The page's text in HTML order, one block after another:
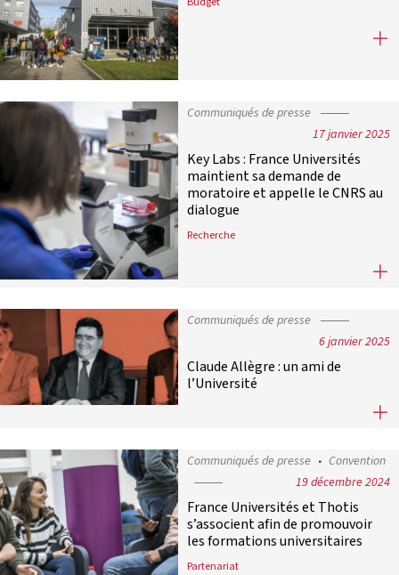
PLF 2025 : la survie des universités
Communiqués de presse
17 janvier 2025
Key Labs : France Universités
maintient sa demande de
moratoire et appelle le CNRS au
dialogue
Recherche
Key Labs : France Universités
Communiqués de presse
6 janvier 2025
Claude Allègre : un ami de
l’Université
Claude Allègre : un ami de
Communiqués de presse
Convention
19 décembre 2024
France Universités et Thotis
s’associent afin de promouvoir
les formations universitaires
Partenariat